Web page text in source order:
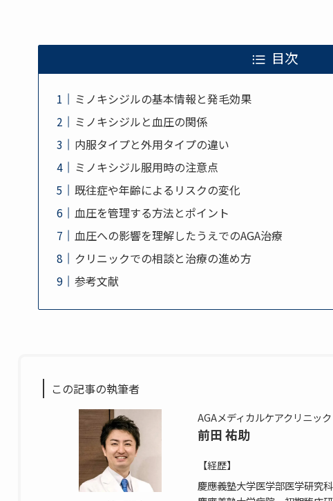
目次
ミノキシジルの基本情報と発毛効果
ミノキシジルと血圧の関係
内服タイプと外用タイプの違い
ミノキシジル服用時の注意点
既往症や年齢によるリスクの変化
血圧を管理する方法とポイント
血圧への影響を理解したうえでのAGA治療
クリニックでの相談と治療の進め方
参考文献
この記事の執筆者
AGAメディカルケアクリニッ
前田 祐助
【経歴】
慶應義塾大学医学部医学研究